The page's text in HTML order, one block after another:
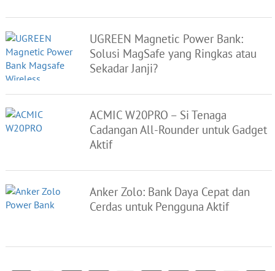
UGREEN Magnetic Power Bank:
Solusi MagSafe yang Ringkas atau
Sekadar Janji?
ACMIC W20PRO – Si Tenaga
Cadangan All-Rounder untuk Gadget
Aktif
Anker Zolo: Bank Daya Cepat dan
Cerdas untuk Pengguna Aktif